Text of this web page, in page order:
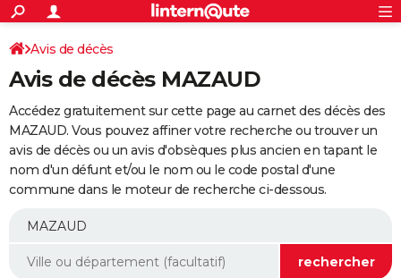
ACTUALITÉS
Politique
Société
Faits Divers
Education
Monde
Villes
+
SPORT
Coupe du monde 2026
Football
Tennis
Cyclisme
Rugby
Forum
Programme TV
TNT
Streaming
Cinéma
Sorties cinéma
Musique
+
FINANCE
Retraite
Epargne
Immobilier
Risques naturels par ville
Banque
Assurance
AUTO
Essais
Réserver un essai
Citadines
Berlines
SUV
Forum auto
+
Mobiles
Meilleur smartphone
Internet
Ordinateurs
Jeux vidéo
Guide high-tech
Aménagement intérieur
Avis de décès
Avis de décès MAZAUD
Accédez gratuitement sur cette page au carnet des décès des
MAZAUD. Vous pouvez affiner votre recherche ou trouver un
avis de décès ou un avis d'obsèques plus ancien en tapant le
nom d'un défunt et/ou le nom ou le code postal d'une
commune dans le moteur de recherche ci-dessous.